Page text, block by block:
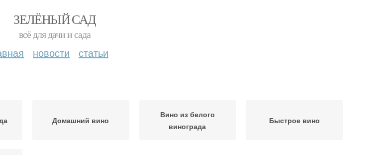
ЗЕЛЁНЫЙ САД
всё для дачи и сада
новости статьи
Домашний вино
Вино из белого
винограда
Быстрое вино